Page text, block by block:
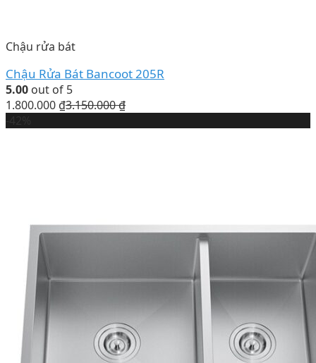
Chậu rửa bát
Chậu Rửa Bát Bancoot 205R
5.00 out of 5
1.800.000 ₫3.150.000₫